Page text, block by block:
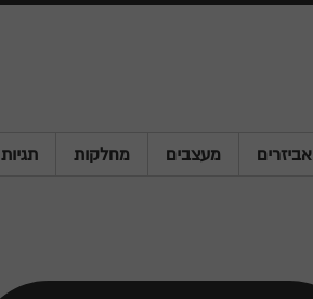
אביזרים מעצבים מחלקות תגיות